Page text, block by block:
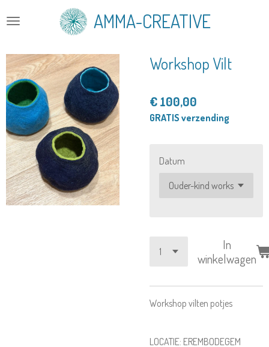
direct
de
hoofdinhoud
AMMA-CREATIVE
Workshop Vilt
€ 100,00
GRATIS verzending
Datum
In
winkelwagen
Workshop vilten potjes
LOCATIE: EREMBODEGEM